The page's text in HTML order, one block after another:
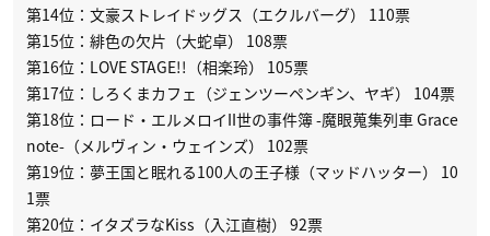
第14位：文豪ストレイドッグス（エクルバーグ） 110票
第15位：緋色の欠片（大蛇卓） 108票
第16位：LOVE STAGE!!（相楽玲） 105票
第17位：しろくまカフェ（ジェンツーペンギン、ヤギ） 104票
第18位：ロード・エルメロイII世の事件簿 -魔眼蒐集列車 Grace
note-（メルヴィン・ウェインズ） 102票
第19位：夢王国と眠れる100人の王子様（マッドハッター） 10
1票
第20位：イタズラなKiss（入江直樹） 92票